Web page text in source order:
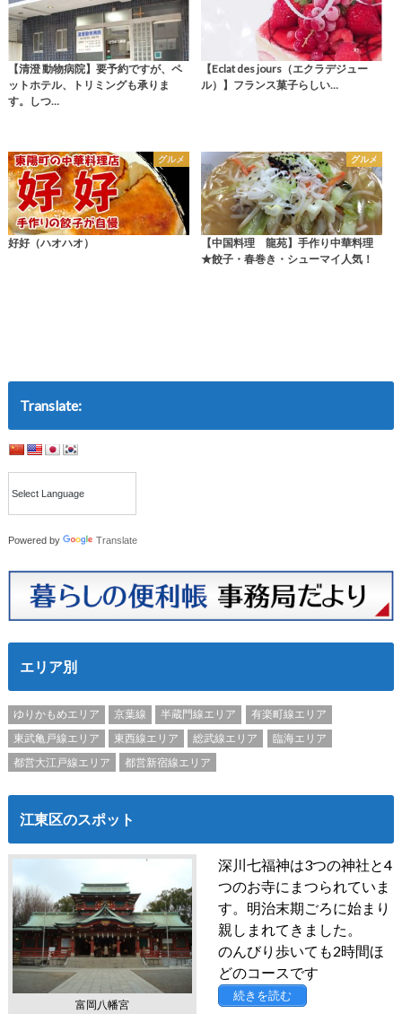
【清澄 動物病院】要予約ですが、ペ
ットホテル、トリミングも承りま
す。しつ…
【Eclat des jours（エクラデジュー
ル）】フランス菓子らしい…
グルメ
好好（ハオハオ）
グルメ
【中国料理 龍苑】手作り中華料理
★餃子・春巻き・シューマイ人気！
Translate:
Powered by Translate
エリア別
ゆりかもめエリア 京葉線 半蔵門線エリア
有楽町線エリア
東武亀戸線エリア
東西線エリア 総武線エリア
臨海エリア
都営大江戸線エリア
都営新宿線エリア
江東区のスポット
富岡八幡宮
深川七福神は3つの神社と4
つのお寺にまつられていま
す。明治末期ごろに始まり
親しまれてきました。
のんびり歩いても2時間ほ
どのコースです
続きを読む